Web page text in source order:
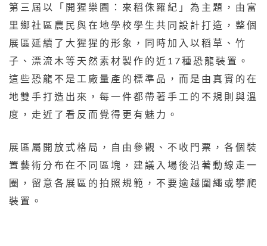
第三屆以「開猩樂園：來稻侏羅紀」為主題，由富
里鄉社區農民與在地學校學生共同設計打造，整個
展區延續了大猩猩的形象，同時加入以稻草、竹
子、漂流木等天然素材製作的近17種恐龍裝置。
這些恐龍不是工廠量產的標準品，而是由真實的在
地雙手打造出來，每一件都帶著手工的不規則與溫
度，走近了看反而覺得更有魅力。
展區屬開放式格局，自由參觀、不收門票，各個裝
置藝術分布在不同區塊，建議入場後沿著動線走一
圈，留意各展區的拍照規範，不要逾越圍繩或攀爬
裝置。